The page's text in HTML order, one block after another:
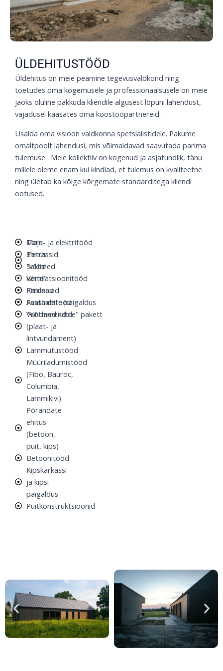
ÜLDEHITUSTÖÖD
Üldehitus on meie peamine tegevusvaldkond ning
toetudes oma kogemusele ja professionaalsusele on meie
jaoks oluline pakkuda kliendile algusest lõpuni lahendust,
vajadusel kaasates oma koostööpartnereid.
Usalda oma visioon valdkonna spetsialistidele. Pakume
omaltpoolt lahendusi, mis võimaldavad saavutada parima
tulemuse . Meie kollektiiv on kogenud ja asjatundlik, tänu
millele oleme enam kui kindlad, et tulemus on kvaliteetne
ning ületab ka kõige kõrgemate standarditega kliendi
ootused.
Maja
ehitus
"võtmed
kätte"
Katused
Fassaaditööd
Vundamendid
(plaat- ja
lintvundament)
Lammutustööd
Müüriladumistööd
(Fibo, Bauroc,
Columbia,
Lammikivi)
Põrandate
ehitus
(betoon,
puit, kips)
Betoonitööd
Kipskarkassi
ja kipsi
paigaldus
Puitkonstruktsioonid
Toru- ja elektritööd
Terrassid
Soklid
Ventilatsioonitööd
Piirdeaiad
Avatäidete paigaldus
"Võtmed kätte" pakett